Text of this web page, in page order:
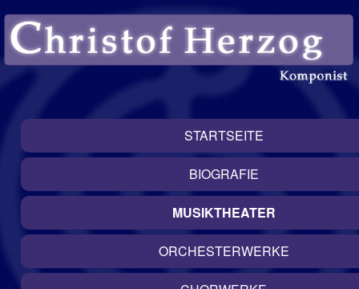
STARTSEITE
BIOGRAFIE
MUSIKTHEATER
ORCHESTERWERKE